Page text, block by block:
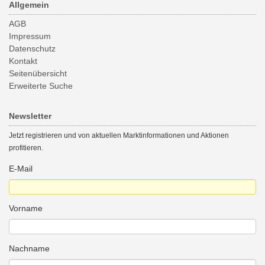
Allgemein
AGB
Impressum
Datenschutz
Kontakt
Seitenübersicht
Erweiterte Suche
Newsletter
Jetzt registrieren und von aktuellen Marktinformationen und Aktionen
profitieren.
E-Mail
Vorname
Nachname